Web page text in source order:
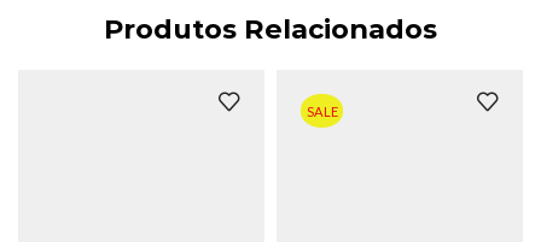
Produtos Relacionados
SALE